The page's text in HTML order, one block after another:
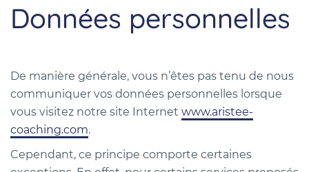
Données personnelles
De manière générale, vous n’êtes pas tenu de nous
communiquer vos données personnelles lorsque
vous visitez notre site Internet www.aristee-
coaching.com.
Cependant, ce principe comporte certaines